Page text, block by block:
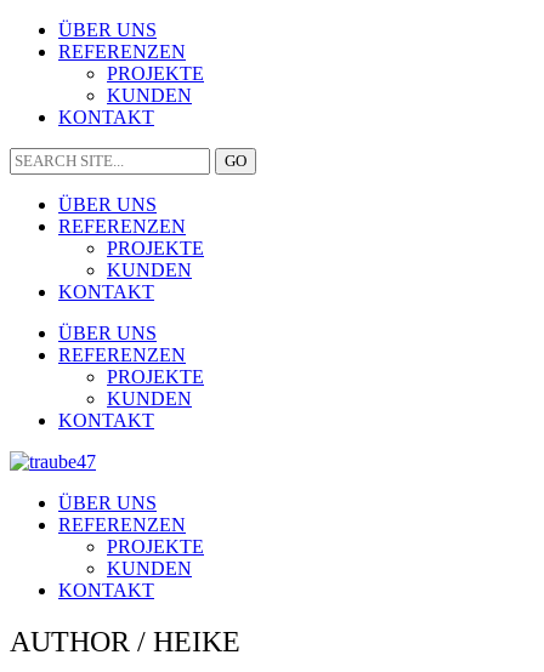
ÜBER UNS
REFERENZEN
PROJEKTE
KUNDEN
KONTAKT
ÜBER UNS
REFERENZEN
PROJEKTE
KUNDEN
KONTAKT
ÜBER UNS
REFERENZEN
PROJEKTE
KUNDEN
KONTAKT
ÜBER UNS
REFERENZEN
PROJEKTE
KUNDEN
KONTAKT
AUTHOR / HEIKE